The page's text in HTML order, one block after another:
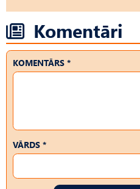
Komentāri
KOMENTĀRS *
VĀRDS *